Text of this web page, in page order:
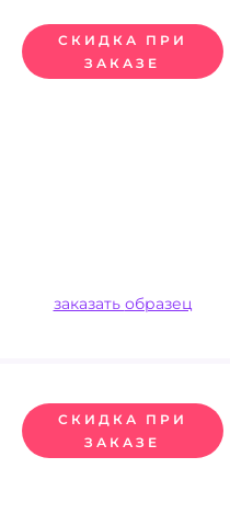
СКИДКА ПРИ
ЗАКАЗЕ
заказать образец
СКИДКА ПРИ
ЗАКАЗЕ